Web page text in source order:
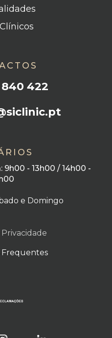
840 422
9h00 - 13h00 / 14h00 -
e Domingo